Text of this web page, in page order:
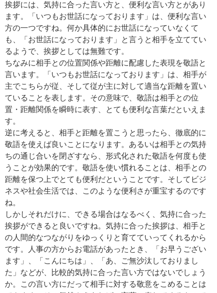
挨拶には、気持に合った言い方と、便利な言い方とがあり
ます。「いつもお世話になっております」は、便利な言い
方の一つですね。何か具体的にお世話になっていなくて
も、「お世話になっております」と言うと相手を立ててい
るようで、挨拶としては無難です。
ちなみに相手との位置関係や距離に配慮した表現を敬語と
言います。「いつもお世話になっております」は、相手が
主でこちらが従、そして従が主に対して適当な距離を置い
ていることを表します。その意味で、敬語は相手との位
置・距離関係を瞬時に表す、とても便利な言葉だといえま
す。
逆に考えると、相手と距離を置こうと思ったら、徹底的に
敬語を使えば良いことになります。あるいは相手との気持
ちの通じ合いを閉ざすなら、形式化された敬語を何度も使
うことが効果的です。敬語を使い慣れることは、相手との
距離を保つ上でとても便利だということです。そしてビジ
ネスや社会生活では、このような便利さが重宝するのです
ね。
しかしそれだけに、できる場合はなるべく、気持に合った
挨拶ができると良いですね。気持に合った挨拶は、相手と
の人間的なつながりをゆっくりと育てていってくれるから
です。人事の方からお電話があったとき、「お早うござい
ます」、「こんにちは」、「あ、ご無沙汰しておりまし
た」などが、比較的気持に合った言い方ではないでしょう
か。この言い方にだって相手に対する敬意をこめることは